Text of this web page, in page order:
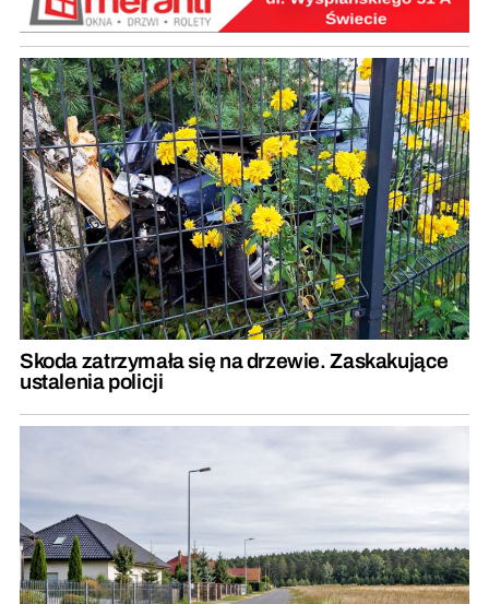
Skoda zatrzymała się na drzewie. Zaskakujące
ustalenia policji